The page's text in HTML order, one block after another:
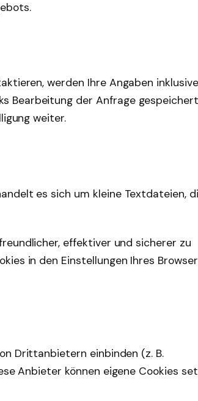
werden Ihre Angaben
Bearbeitung der Anfrage
weiter.
es sich um kleine Textdateien,
effektiver und sicherer zu
in den Einstellungen Ihres
Drittanbietern einbinden (z. B.
Anbieter können eigene Cookies